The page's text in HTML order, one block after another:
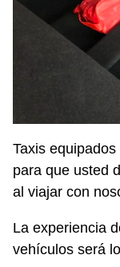
Taxis
para que usted
al viajar con
La experiencia
vehículos será